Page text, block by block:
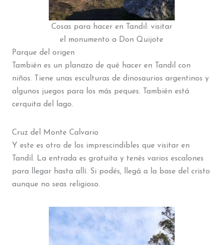
Cosas para hacer en Tandil: visitar
el monumento a Don Quijote
Parque del origen
También es un planazo de qué hacer en Tandil con
niños. Tiene unas esculturas de dinosaurios argentinos y
algunos juegos para los más peques. También está
cerquita del lago.
Cruz del Monte Calvario
Y este es otro de los imprescindibles que visitar en
Tandil. La entrada es gratuita y tenés varios escalones
para llegar hasta allí. Si podés, llegá a la base del cristo
aunque no seas religioso.